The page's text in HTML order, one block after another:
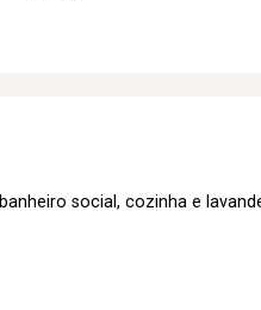
social, cozinha e